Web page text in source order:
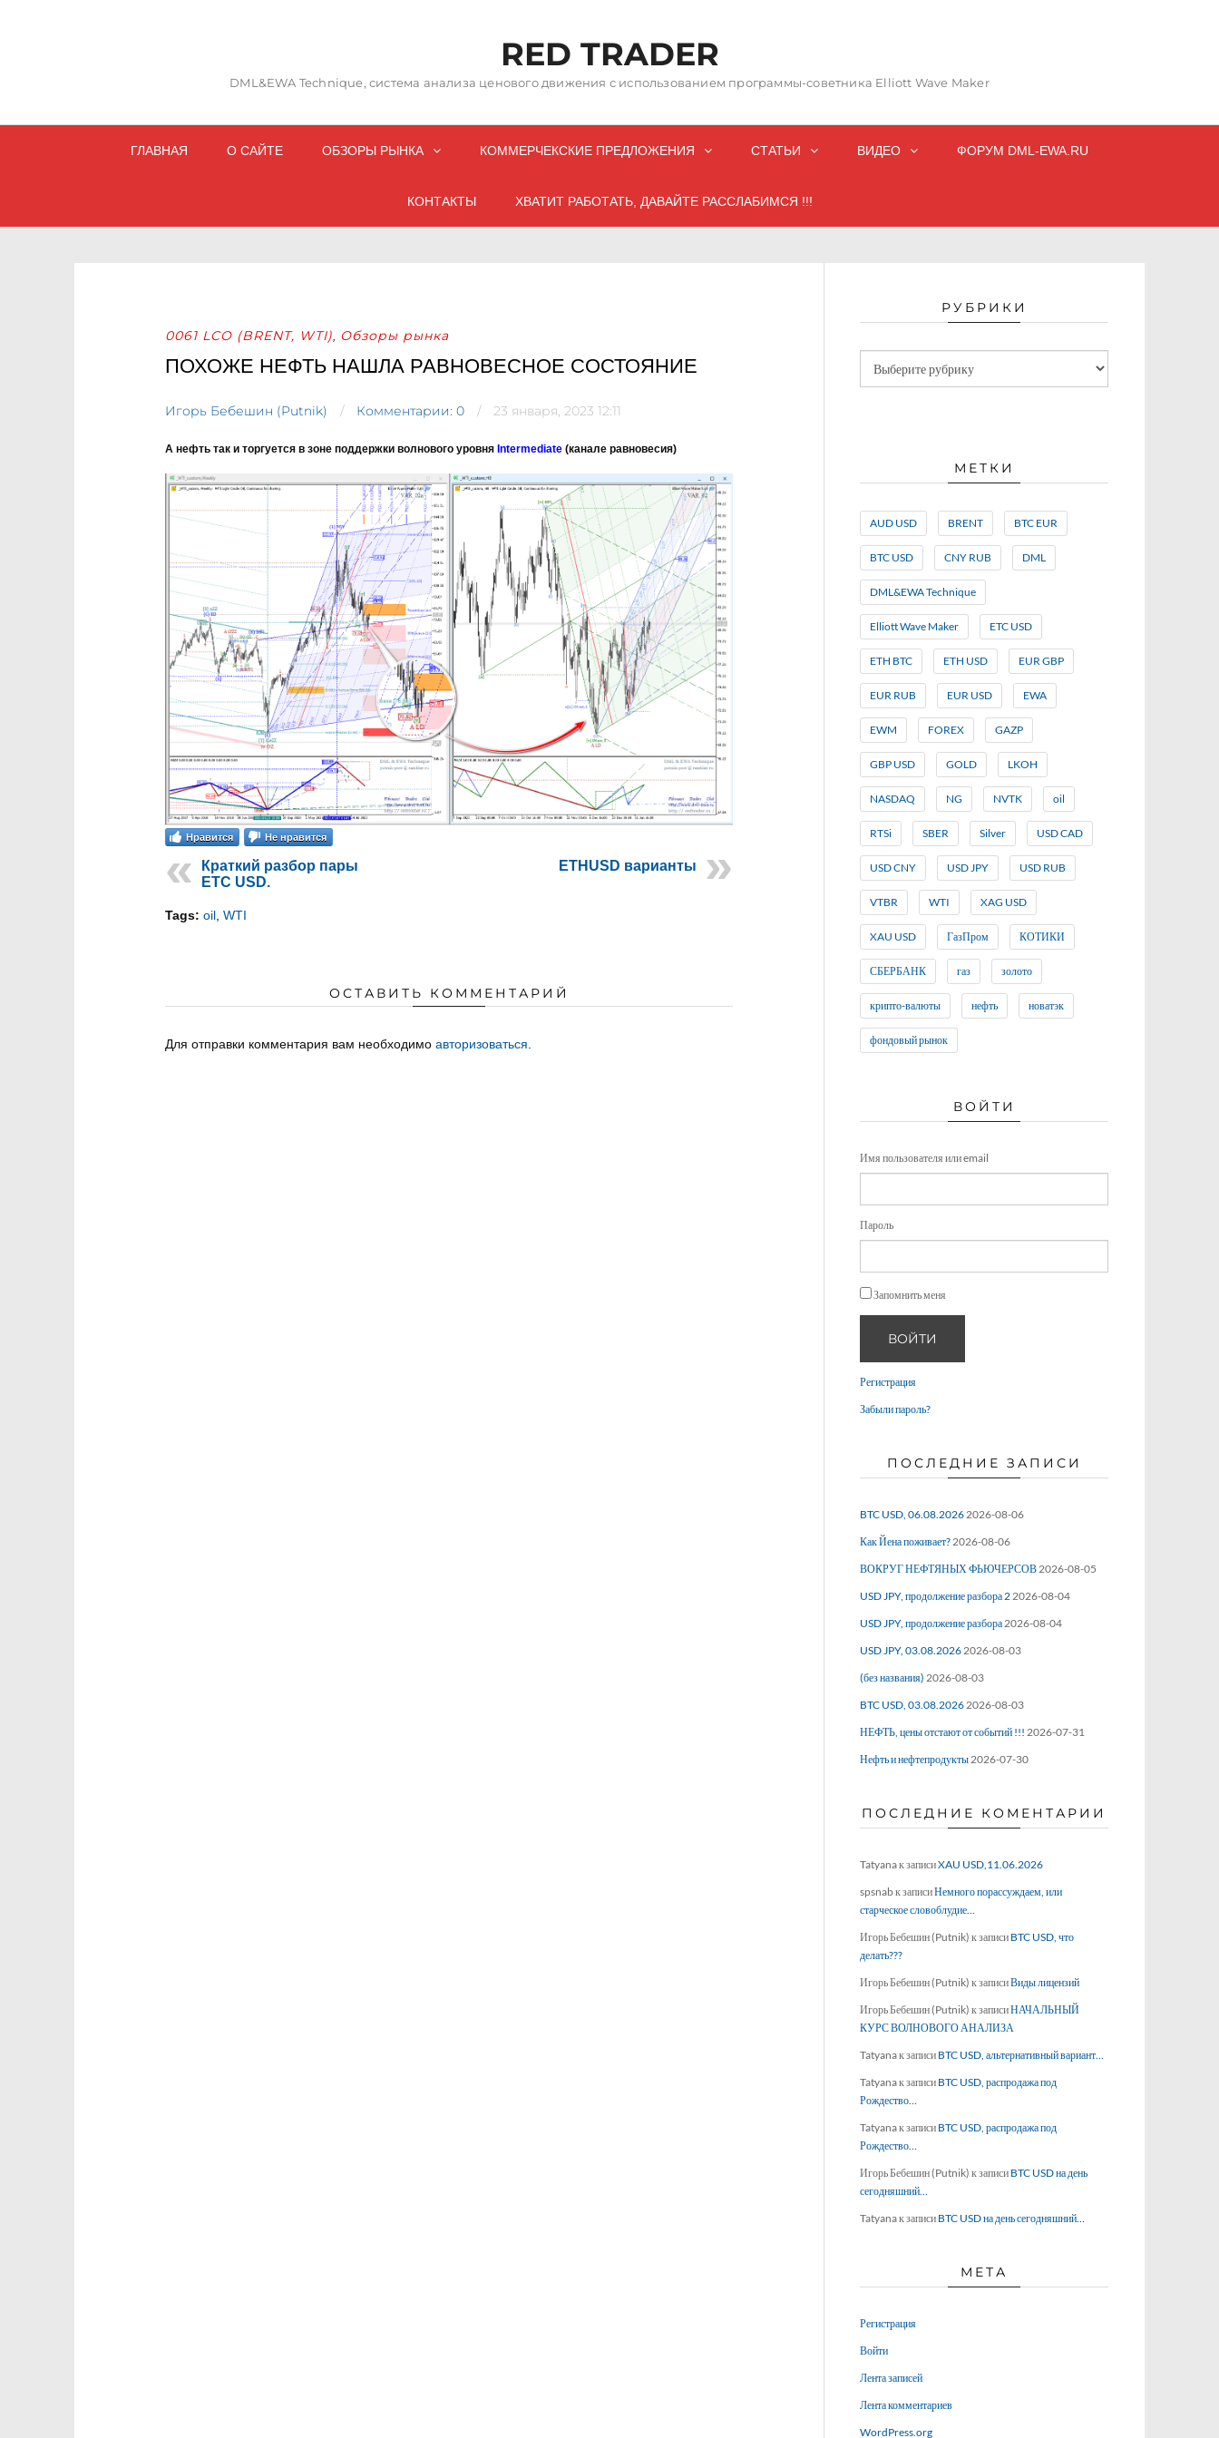
RED TRADER
DML&EWA Technique, система анализа ценового движения с использованием программы-советника Elliott Wave Maker
ГЛАВНАЯ О САЙТЕ ОБЗОРЫ РЫНКА КОММЕРЧЕКСКИЕ ПРЕДЛОЖЕНИЯ СТАТЬИ ВИДЕО ФОРУМ DML-EWA.RU
КОНТАКТЫ ХВАТИТ РАБОТАТЬ, ДАВАЙТЕ РАССЛАБИМСЯ !!!
0061 LCO (BRENT, WTI), Обзоры рынка
ПОХОЖЕ НЕФТЬ НАШЛА РАВНОВЕСНОЕ СОСТОЯНИЕ
Игорь Бебешин (Putnik) Комментарии: 0 23 января, 2023 12:11
А нефть так и торгуется в зоне поддержки волнового уровня Intermediate (канале равновесия)
Нравится Не нравится
Краткий разбор пары
ETC USD.
ETHUSD варианты
Tags: oil WTI
ОСТАВИТЬ КОММЕНТАРИЙ
Для отправки комментария вам необходимо авторизоваться
РУБРИКИ
МЕТКИ
AUD USD BRENT BTC EUR
BTC USD CNY RUB DML
DML&EWA Technique
Elliott Wave Maker ETC USD
ETH BTC ETH USD EUR GBP
EUR RUB EUR USD EWA
EWM FOREX GAZP
GBP USD GOLD LKOH
NASDAQ NG NVTK oil
RTSi SBER Silver USD CAD
USD CNY USD JPY USD RUB
VTBR WTI XAG USD
XAU USD ГазПром КОТИКИ
СБЕРБАНК газ золото
крипто-валюты нефть новатэк
фондовый рынок
ВОЙТИ
Имя пользователя или email
Пароль
Запомнить меня
ВОЙТИ
Регистрация
Забыли пароль?
ПОСЛЕДНИЕ ЗАПИСИ
BTC USD, 06.08.20262026-08-06
Как Йена поживает?2026-08-06
ВОКРУГ НЕФТЯНЫХ ФЬЮЧЕРСОВ2026-08-05
USD JPY, продолжение разбора 22026-08-04
USD JPY, продолжение разбора2026-08-04
USD JPY, 03.08.20262026-08-03
(без названия) 2026-08-03
BTC USD, 03.08.20262026-08-03
НЕФТЬ, цены отстают от событий !!! 2026-07-31
Нефть и нефтепродукты2026-07-30
ПОСЛЕДНИЕ КОМЕНТАРИИ
Tatyanaк записиXAU USD,11.06.2026
spsnabк записиНемного порассуждаем, или
старческое словоблудие…
Игорь Бебешин (Putnik) к записи BTC USD, что
делать???
Игорь Бебешин (Putnik) к записиВиды лицензий
Игорь Бебешин (Putnik) к записиНАЧАЛЬНЫЙ
КУРС ВОЛНОВОГО АНАЛИЗА
Tatyanaк записи BTC USD, альтернативный вариант…
Tatyanaк записи BTC USD, распродажа под
Рождество…
Tatyanaк записи BTC USD, распродажа под
Рождество…
Игорь Бебешин (Putnik) к записи BTC USD на день
сегодняшний…
Tatyanaк записи BTC USD на день сегодняшний…
МЕТА
Регистрация
Войти
Лента записей
Лента комментариев
WordPress.org